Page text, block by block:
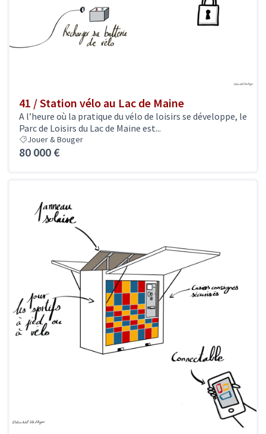
41 / Station vélo au Lac de Maine
A l’heure où la pratique du vélo de loisirs se développe, le
Parc de Loisirs du Lac de Maine est...
Jouer & Bouger
80 000 €